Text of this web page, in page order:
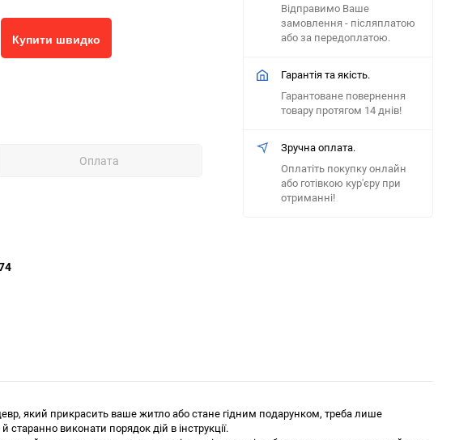
Відправимо Ваше
замовлення - післяплатою
або за передоплатою.
Гарантія та якість.
Гарантоване повернення
товару протягом 14 днів!
Зручна оплата.
Оплатіть покупку онлайн
або готівкою кур'єру при
отриманні!
Купити швидко
Оплата
який прикрасить ваше житло або стане гідним подарунком, треба лише
виконати порядок дій в інструкції.